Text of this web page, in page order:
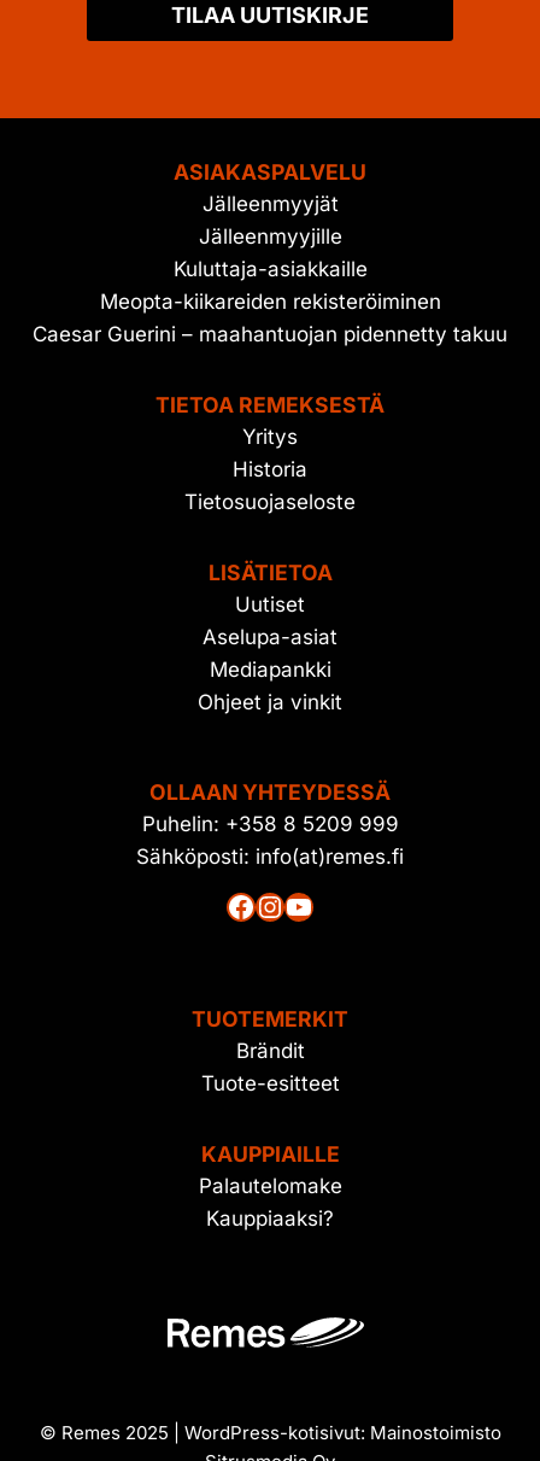
TILAA UUTISKIRJE
ASIAKASPALVELU
Jälleenmyyjät
Jälleenmyyjille
Kuluttaja-asiakkaille
Meopta-kiikareiden rekisteröiminen
Caesar Guerini – maahantuojan pidennetty takuu
TIETOA REMEKSESTÄ
Yritys
Historia
Tietosuojaseloste
LISÄTIETOA
Uutiset
Aselupa-asiat
Mediapankki
Ohjeet ja vinkit
OLLAAN YHTEYDESSÄ
Puhelin: +358 8 5209 999
Sähköposti: info(at)remes.fi
Facebook
Instagram
YouTube
TUOTEMERKIT
Brändit
Tuote-esitteet
KAUPPIAILLE
Palautelomake
Kauppiaaksi?
© Remes 2025 | WordPress-kotisivut: Mainostoimisto